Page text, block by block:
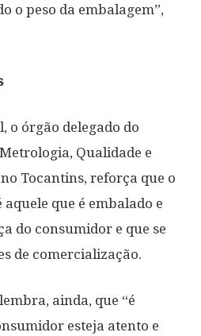
o peso da embalagem”,
o órgão delegado do
Qualidade e
Tocantins, reforça que o
que é embalado e
do consumidor e que se
de comercialização.
ainda, que “é
esteja atento e